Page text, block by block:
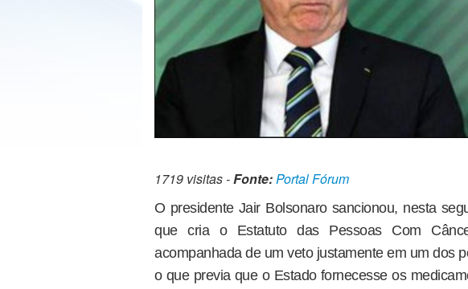
1719 visitas -Fonte:Portal Fórum
O presidente Jair Bolsonaro sancionou, nesta
que cria o Estatuto das Pessoas Com
acompanhada de um veto justamente em um dos
o que previa que o Estado fornecesse os